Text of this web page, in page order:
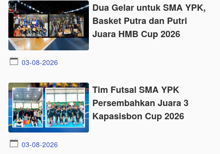
03-08-2026
Dua Gelar untuk SMA YPK,
Basket Putra dan Putri
Juara HMB Cup 2026
03-08-2026
Tim Futsal SMA YPK
Persembahkan Juara 3
Kapasisbon Cup 2026